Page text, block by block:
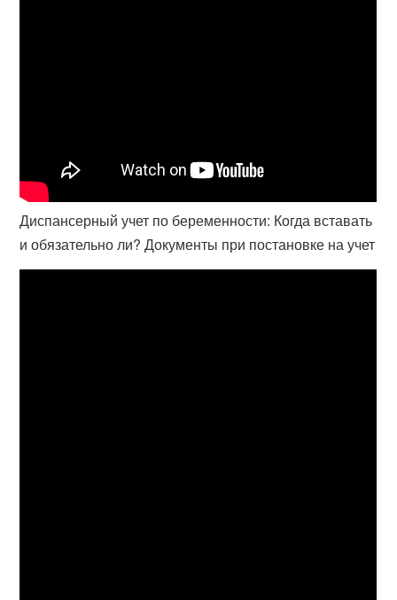
Диспансерный учет по беременности: Когда вставать
и обязательно ли? Документы при постановке на учет